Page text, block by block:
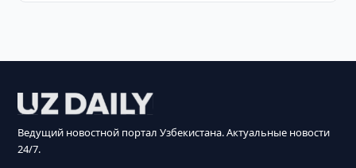
Ведущий новостной портал Узбекистана. Актуальные новости
24/7.